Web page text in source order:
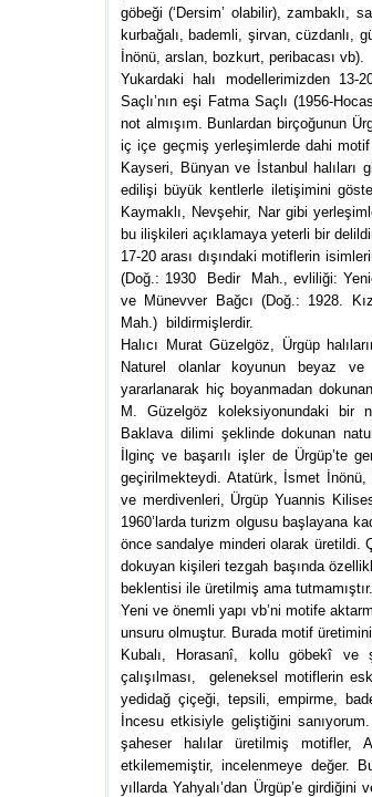
göbeği (‘Dersim’ olabilir), zambaklı,
kurbağalı, bademli, şirvan, cüzdanlı,
İnönü, arslan, bozkurt, peribacası vb).
Yukardaki halı modellerimizden 13-
Saçlı’nın eşi Fatma Saçlı (1956-
not almışım. Bunlardan birçoğunun
iç içe geçmiş yerleşimlerde dahi motif
Kayseri, Bünyan ve İstanbul halıları
edilişi büyük kentlerle iletişimini
Kaymaklı, Nevşehir, Nar gibi
bu ilişkileri açıklamaya yeterli bir
17-20 arası dışındaki motiflerin
(Doğ.: 1930 Bedir Mah., evliliği:
ve Münevver Bağcı (Doğ.: 1928.
Mah.) bildirmişlerdir.
Halıcı Murat Güzelgöz, Ürgüp
Naturel olanlar koyunun beyaz ve
yararlanarak hiç boyanmadan
M. Güzelgöz koleksiyonundaki bir
Baklava dilimi şeklinde dokunan
İlginç ve başarılı işler de Ürgüp’te
geçirilmekteydi. Atatürk, İsmet İnönü,
ve merdivenleri, Ürgüp Yuannis
1960’larda turizm olgusu başlayana
önce sandalye minderi olarak üretildi.
dokuyan kişileri tezgah başında
beklentisi ile üretilmiş ama tutmamıştır.
Yeni ve önemli yapı vb’ni motife
unsuru olmuştur. Burada motif
Kubalı, Horasanî, kollu göbekî ve
çalışılması, geleneksel motiflerin
yedidağ çiçeği, tepsili, empirme,
İncesu etkisiyle geliştiğini
şaheser halılar üretilmiş motifler,
etkilememiştir, incelenmeye değer.
yıllarda Yahyalı’dan Ürgüp’e